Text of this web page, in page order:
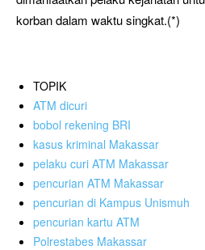
korban dalam waktu singkat.(*)
TOPIK
ATM dicuri
bobol rekening BRI
kasus kriminal Makassar
pelaku curi ATM Makassar
pencurian ATM Makassar
pencurian di Kampus Unismuh
pencurian kartu ATM
Polrestabes Makassar